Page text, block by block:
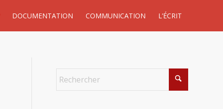
DOCUMENTATION COMMUNICATION L’ÉCRIT